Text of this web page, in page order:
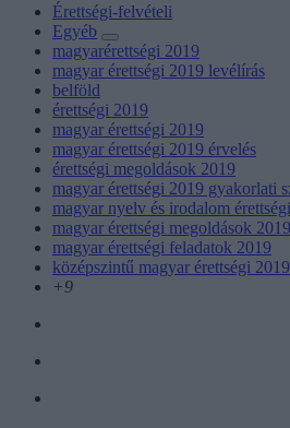
Érettségi-felvételi
Egyéb
magyarérettségi 2019
magyar érettségi 2019 levélírás
belföld
érettségi 2019
magyar érettségi 2019
magyar érettségi 2019 érvelés
érettségi megoldások 2019
magyar érettségi 2019 gyakorlati
magyar nyelv és irodalom
magyar érettségi megoldások 2019
magyar érettségi feladatok 2019
középszintű magyar érettségi 2019
+9